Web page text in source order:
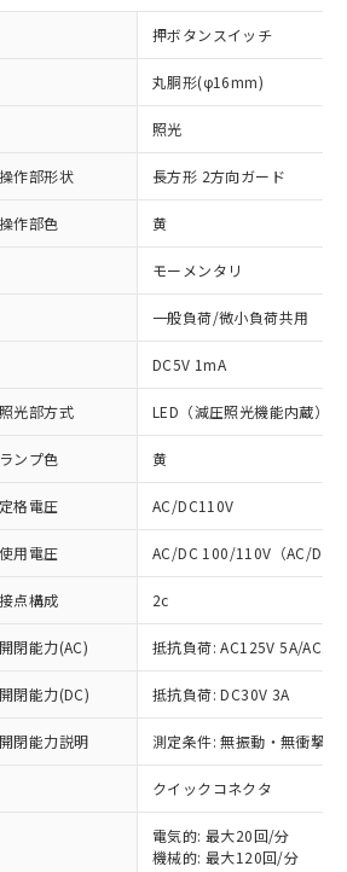
押ボタンスイッチ
丸胴形(φ16mm)
照光
操作部形状 長方形 2方向ガード
操作部色 黄
モーメンタリ
一般負荷/微小負荷共用
DC5V 1mA
照光部方式 LED（減圧照光機能内蔵）
ランプ色 黄
定格電圧 AC/DC110V
使用電圧 AC/DC 100/110V（AC/DC
接点構成 2c
開閉能力(AC) 抵抗負荷: AC125V 5A/
開閉能力(DC) 抵抗負荷: DC30V 3A
開閉能力説明 測定条件: 無振動・無衝撃
クイックコネクタ
電気的: 最大20回/分
機械的: 最大120回/分
EU RoHS指令（10物質）の
した製品が提供可能な商品で